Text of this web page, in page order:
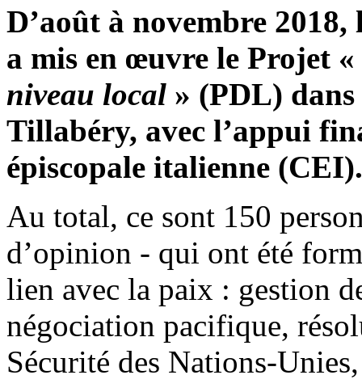
D’août à novembre
a mis en œuvre le Projet «
niveau local » (PDL)
Tillabéry, avec l’appui
épiscopale italienne (CEI).
Au total, ce sont 150
d’opinion - qui ont été
lien avec la paix : gestion
négociation pacifique,
Sécurité des Nations-